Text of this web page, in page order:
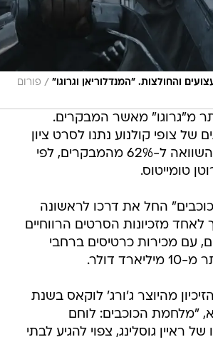
והחולצות. "המנדלוריאן וגרוגו" / פורום
מ"גרוגו" מאשר המבקרים.
של צופי קולנוע נתנו לסרט ציון
חיובי של 89%, בהשוואה ל-62% מהמבקרים, לפי
טומייטוס.
החל את דרכו לראשונה
והפך לאחד מזכיונות הסרטים הרווחיים
עם מכירות כרטיסים ברחבי
דולר.
מהיוצר ג'ורג' לוקאס בשנת
"מלחמת הכוכבים: לוחם
של ראיין גוסלינג, צפוי להגיע לבתי